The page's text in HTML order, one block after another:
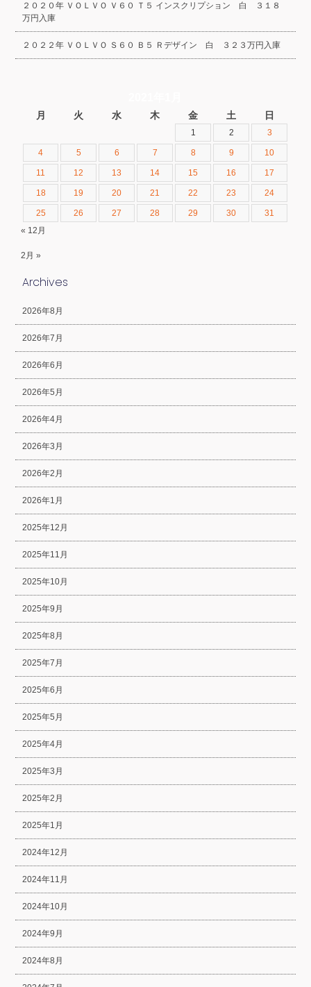
２０２０年 ＶＯＬＶＯ Ｖ６０ Ｔ５ インスクリプション 白 ３１８
万円入庫
２０２２年 ＶＯＬＶＯ Ｓ６０ Ｂ５ Ｒデザイン 白 ３２３万円入庫
月 火 水 木 金 土 日
1 2 3
4 5 6 7 8 9 10
11 12 13 14 15 16 17
18 19 20 21 22 23 24
25 26 27 28 29 30
31
« 12月
2月 »
Archives
2026年8月
2026年7月
2026年6月
2026年5月
2026年4月
2026年3月
2026年2月
2026年1月
2025年12月
2025年11月
2025年10月
2025年9月
2025年8月
2025年7月
2025年6月
2025年5月
2025年4月
2025年3月
2025年2月
2025年1月
2024年12月
2024年11月
2024年10月
2024年9月
2024年8月